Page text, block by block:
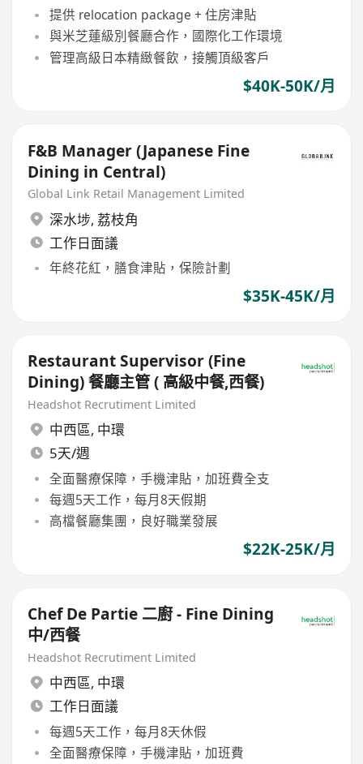
提供 relocation package + 住房津貼
與米芝蓮級別餐廳合作，國際化工作環境
管理高級日本精緻餐飲，接觸頂級客戶
$40K-50K/月
F&B Manager (Japanese Fine
Dining in Central)
Global Link Retail Management Limited
深水埗, 荔枝角
工作日面議
年終花紅，膳食津貼，保險計劃
$35K-45K/月
Restaurant Supervisor (Fine
Dining) 餐廳主管 ( 高級中餐,西餐)
Headshot Recrutiment Limited
中西區, 中環
5天/週
全面醫療保障，手機津貼，加班費全支
每週5天工作，每月8天假期
高檔餐廳集團，良好職業發展
$22K-25K/月
Chef De Partie 二廚 - Fine Dining
中/西餐
Headshot Recrutiment Limited
中西區, 中環
工作日面議
每週5天工作，每月8天休假
全面醫療保障，手機津貼，加班費